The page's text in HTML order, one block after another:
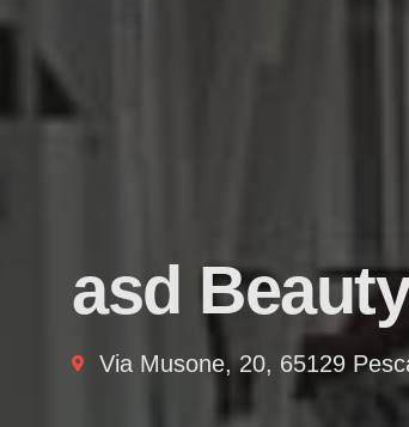
asd
Via Musone, 20, 65129